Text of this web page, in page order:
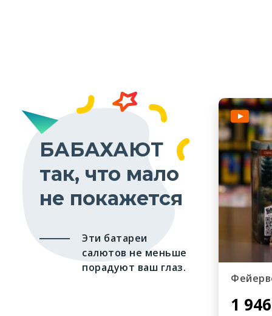
БАБАХАЮТ
так, что мало
не покажется
Эти батареи
салютов не меньше
порадуют ваш глаз.
1 946